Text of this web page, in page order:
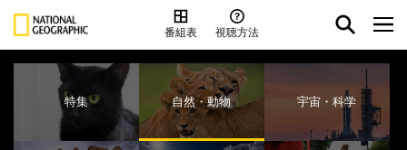
番組表 視聴方法
特集 自然・動物 宇宙・科学